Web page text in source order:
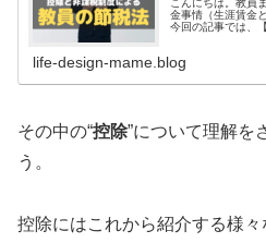
金事情（生涯賃金
今回の記事では、
life-design-mame.blog
その中の“控除”について理解を
う。
控除にはこれから紹介する様